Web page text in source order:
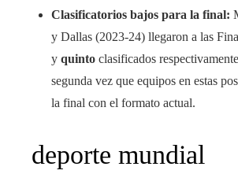
Clasificatorios bajos para la final:
y Dallas (2023-24) llegaron a las
y quinto clasificados
segunda vez que equipos en estas
la final con el formato actual.
deporte mundial